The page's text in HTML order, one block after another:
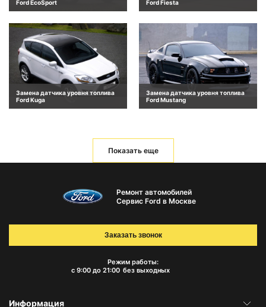
Ford EcoSport
Ford Fiesta
Замена датчика уровня топлива
Ford Kuga
Замена датчика уровня топлива
Ford Mustang
Показать еще
Ремонт автомобилей
Сервис Ford в Москве
Режим работы:
с 9:00 до 21:00 без выходных
Заказать звонок
Информация